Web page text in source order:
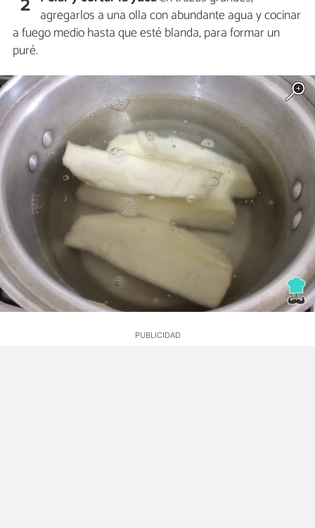
agregarlos a una olla con abundante agua y cocinar
a fuego medio hasta que esté blanda, para formar un
puré.